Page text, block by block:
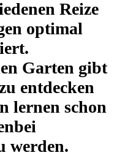
Reize
optimal
Garten gibt
entdecken
lernen schon
werden.